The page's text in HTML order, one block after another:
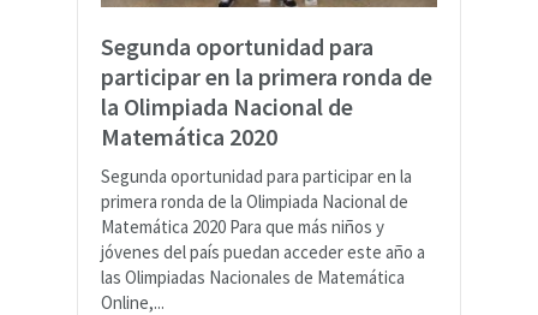
Segunda oportunidad para
participar en la primera ronda de
la Olimpiada Nacional de
Matemática 2020
Segunda oportunidad para participar en la
primera ronda de la Olimpiada Nacional de
Matemática 2020 Para que más niños y
jóvenes del país puedan acceder este año a
las Olimpiadas Nacionales de Matemática
Online,...